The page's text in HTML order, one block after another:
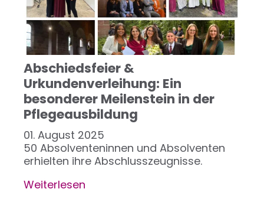
Abschiedsfeier &
Urkundenverleihung: Ein
besonderer Meilenstein in der
Pflegeausbildung
01. August 2025
50 Absolventeninnen und Absolventen
erhielten ihre Abschlusszeugnisse.
Weiterlesen